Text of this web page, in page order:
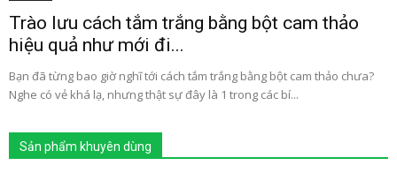
Trào lưu cách tắm trắng bằng bột cam thảo
hiệu quả như mới đi...
Bạn đã từng bao giờ nghĩ tới cách tắm trắng bằng bột cam thảo chưa?
Nghe có vẻ khá lạ, nhưng thật sự đây là 1 trong các bí...
Sản phẩm khuyên dùng